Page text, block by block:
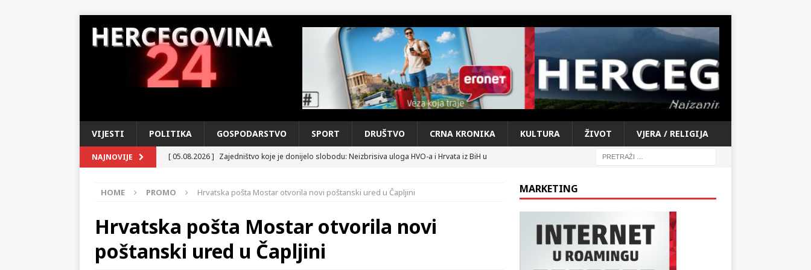
VIJESTI POLITIKA GOSPODARSTVO SPORT DRUŠTVO CRNA KRONIKA KULTURA ŽIVOT VJERA / RELIGIJA
NAJNOVIJE [ 05.08.2026 ] Zajedništvo koje je donijelo slobodu: Neizbrisiva uloga HVO-a i Hrvata iz BiH u
[ 04.08.2026 ] U susret Danu pobjede: Večer u kojoj Knin, iseljena i domovinska Hrvatska dišu
u tihom ponosu i iščekivanju
[ 03.08.2026 ]
MUP HNŽ – Izvod iz sažetka dnevnih događaja za protekli vikend
KRONIKA
HOME PROMO Hrvatska pošta Mostar otvorila novi poštanski ured u Čapljini
Hrvatska pošta Mostar otvorila novi
poštanski ured u Čapljini
MARKETING